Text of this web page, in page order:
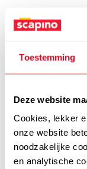
Toestemming
Deze website
Cookies, lekker
onze website
noodzakelijke
en analytische